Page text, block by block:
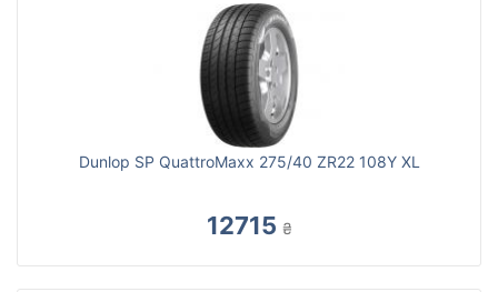
Dunlop SP QuattroMaxx 275/40 ZR22 108Y XL
12715 ₴